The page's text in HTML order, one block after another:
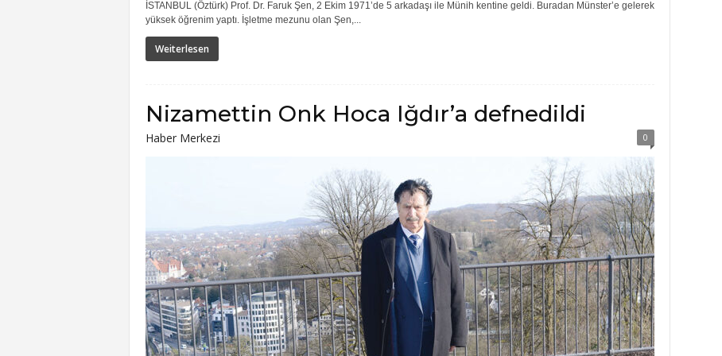
İSTANBUL (Öztürk) Prof. Dr. Faruk Şen, 2 Ekim 1971’de 5 arkadaşı ile Münih kentine geldi. Buradan Münster’e gelerek
yüksek öğrenim yaptı. İşletme mezunu olan Şen,...
Weiterlesen
Nizamettin Onk Hoca Iğdır’a defnedildi
Haber Merkezi 0